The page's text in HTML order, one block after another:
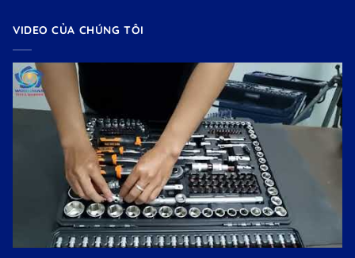
VIDEO CỦA CHÚNG TÔI